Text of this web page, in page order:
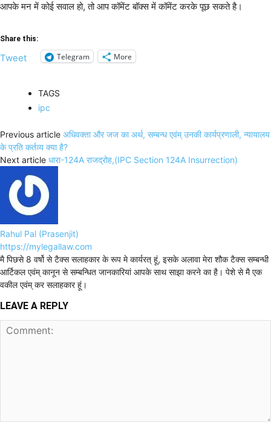
आपके मन में कोई सवाल हो, तो आप कॉमेंट बॉक्स में कॉमेंट करके पूछ सकते है।
Share this:
Tweet Telegram More
TAGS
ipc
Previous article अधिवक्ता और जज का अर्थ, सम्बन्ध एवंम् उनकी कार्यप्रणाली, न्यायालय
के प्रति कर्तव्य क्या है?
Next article धारा-124A राजद्रोह,(IPC Section 124A Insurrection)
Rahul Pal (Prasenjit)
https://mylegallaw.com
मै पिछसे 8 वर्षो से टैक्स सलाहकार के रूप मे कार्यरत् हूं, इसके अलावा मेरा शौक टैक्स सम्बन्धी
आर्टिकल एवंम् कानून से सम्बन्धित जानकारियां आपके साथ साझा करने का है। पेशे से मै एक
वकील एवंम् कर सलाहकार हूं।
LEAVE A REPLY